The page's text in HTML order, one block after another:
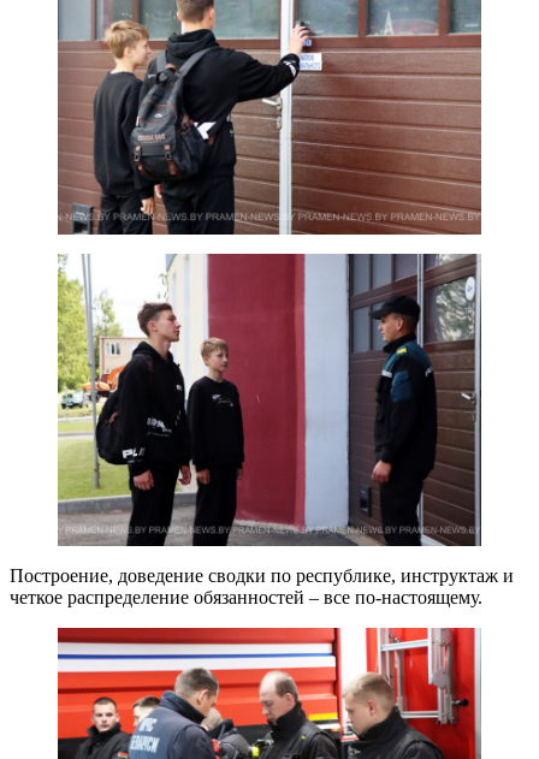
Построение, доведение сводки по республике, инструктаж и
четкое распределение обязанностей – все по-настоящему.